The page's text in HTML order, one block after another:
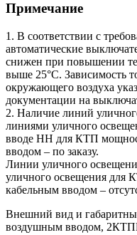
Примечание
1. В соответствии с
автоматические
снижен при повышении
выше 25°С. Зависимость
окружающего воздуха
документации на
2. Наличие линий
линиями уличного
вводе НН для КТП
вводом – по заказу.
Линии уличного
уличного освещения
кабельным вводом –
Внешний вид и
воздушным вводом,